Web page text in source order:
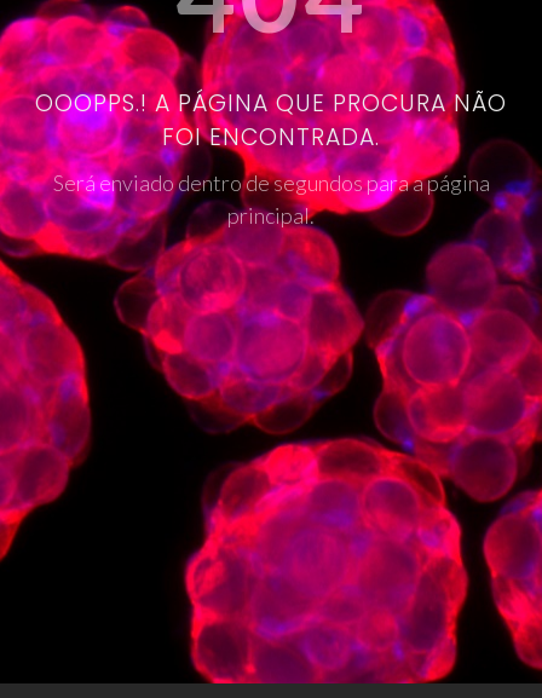
OOOPPS.! A PÁGINA QUE PROCURA NÃO
FOI ENCONTRADA.
Será enviado dentro de segundos para a página
principal.